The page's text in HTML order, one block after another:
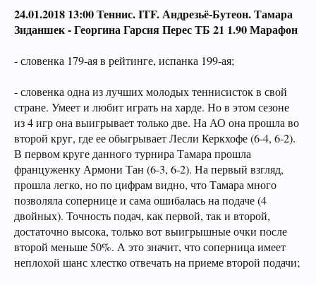
24.01.2018 13:00 Теннис. ITF. Андрезьё-Бутеон. Тамара
Зиданшек - Георгина Гарсия Перес ТБ 21 1.90 Марафон
- словенка 179-ая в рейтинге, испанка 199-ая;
- словенка одна из лучших молодых теннисисток в свой
стране. Умеет и любит играть на харде. Но в этом сезоне
из 4 игр она выигрывает только две. На АО она прошла во
второй круг, где ее обыгрывает Лесли Керкхофе (6-4, 6-2).
В первом круге данного турнира Тамара прошла
француженку Армони Тан (6-3, 6-2). На первый взгляд,
прошла легко, но по цифрам видно, что Тамара много
позволяла сопернице и сама ошибалась на подаче (4
двойных). Точность подач, как первой, так и второй,
достаточно высока, только вот выигрышные очки после
второй меньше 50%. А это значит, что соперница имеет
неплохой шанс хлестко отвечать на приеме второй подачи;